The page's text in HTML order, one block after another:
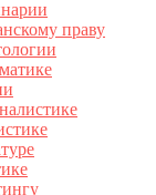
праву